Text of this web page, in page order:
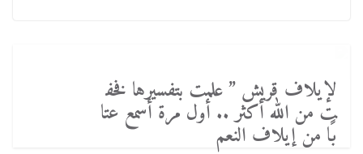
لإيلاف قريش ” علمت بتفسيرها فخف
ت من الله أكثر .. أول مرة أسمع عتا
بًا من إيلاف النعم